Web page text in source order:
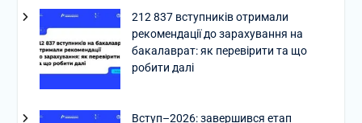
212 837 вступників отримали
рекомендації до зарахування на
бакалаврат: як перевірити та що
робити далі
Вступ–2026: завершився етап